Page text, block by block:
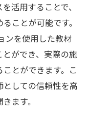
めの継続的学習
ジネススキルの
ネススキル
の基礎
活用することで、
ことが可能です。
ンを使用した教材
ができ、実際の施
とができます。こ
しての信頼性を高
ます。